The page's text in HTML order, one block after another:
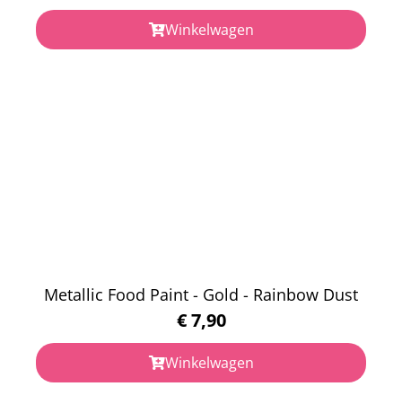
Winkelwagen
Metallic Food Paint - Gold - Rainbow Dust
€7,90
Winkelwagen